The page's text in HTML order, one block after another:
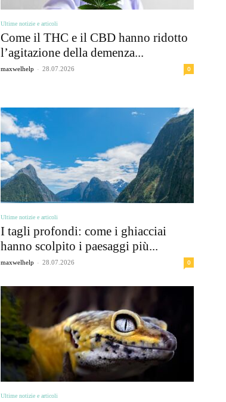
Ultime notizie e articoli
Come il THC e il CBD hanno ridotto
l’agitazione della demenza...
maxwelhelp - 28.07.2026 0
Ultime notizie e articoli
I tagli profondi: come i ghiacciai
hanno scolpito i paesaggi più...
maxwelhelp - 28.07.2026 0
Ultime notizie e articoli